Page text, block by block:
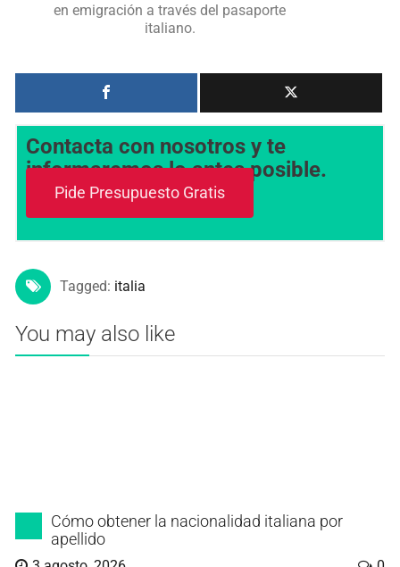
en emigración a través del pasaporte
italiano.
Contacta con nosotros y te
informaremos lo antes posible.
Pide Presupuesto Gratis
Tagged: italia
You may also like
Cómo obtener la nacionalidad italiana por
apellido